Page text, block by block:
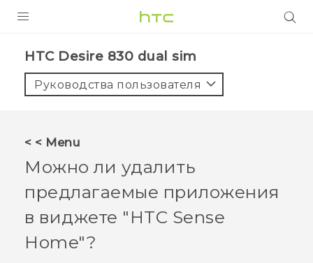
5G
VIVERSE
ПОДДЕРЖКА
HTC Desire 830 dual sim‎
Руководства пользователя
< < Menu
Можно ли удалить
предлагаемые приложения
в виджете "‍ HTC Sense
Home"‍?